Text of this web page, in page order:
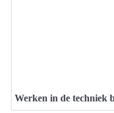
Werken in de techniek